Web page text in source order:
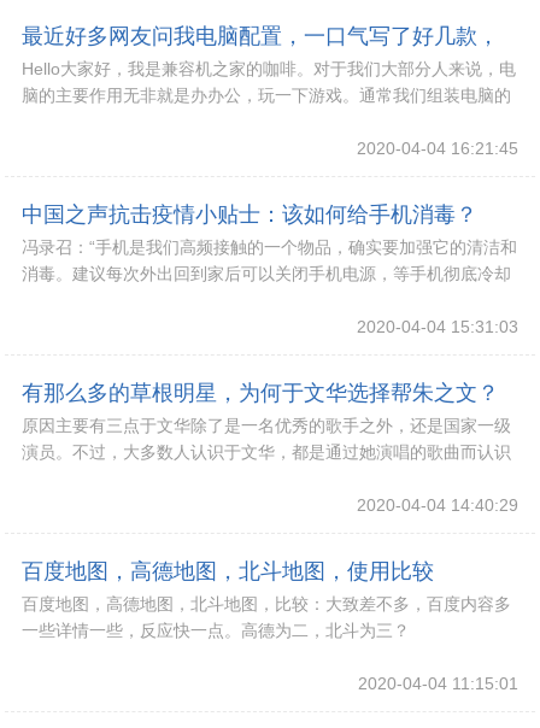
最近好多网友问我电脑配置，一口气写了好几款，
大家参考一下
Hello大家好，我是兼容机之家的咖啡。对于我们大部分人来说，电
脑的主要作用无非就是办办公，玩一下游戏。通常我们组装电脑的
2020-04-04 16:21:45
中国之声抗击疫情小贴士：该如何给手机消毒？
（有声版）
冯录召：“手机是我们高频接触的一个物品，确实要加强它的清洁和
消毒。建议每次外出回到家后可以关闭手机电源，等手机彻底冷却
2020-04-04 15:31:03
有那么多的草根明星，为何于文华选择帮朱之文？
原因主要有三点
原因主要有三点于文华除了是一名优秀的歌手之外，还是国家一级
演员。不过，大多数人认识于文华，都是通过她演唱的歌曲而认识
2020-04-04 14:40:29
百度地图，高德地图，北斗地图，使用比较
百度地图，高德地图，北斗地图，比较：大致差不多，百度内容多
一些详情一些，反应快一点。高德为二，北斗为三？
2020-04-04 11:15:01